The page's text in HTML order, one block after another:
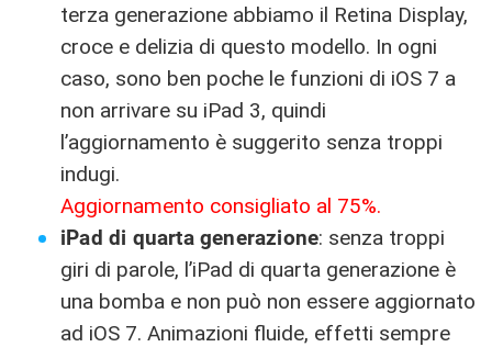
terza generazione abbiamo il Retina Display,
croce e delizia di questo modello. In ogni
caso, sono ben poche le funzioni di iOS 7 a
non arrivare su iPad 3, quindi
l’aggiornamento è suggerito senza troppi
indugi.
Aggiornamento consigliato al 75%.
iPad di quarta generazione: senza troppi
giri di parole, l’iPad di quarta generazione è
una bomba e non può non essere aggiornato
ad iOS 7. Animazioni fluide, effetti sempre